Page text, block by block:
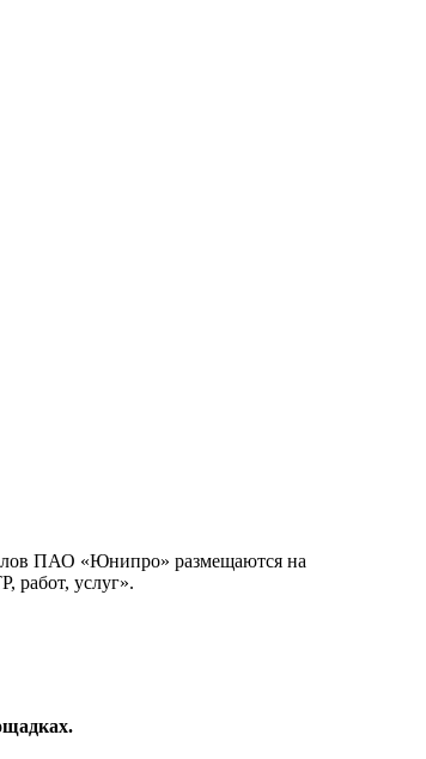
ПАО «Юнипро» размещаются на
работ, услуг».